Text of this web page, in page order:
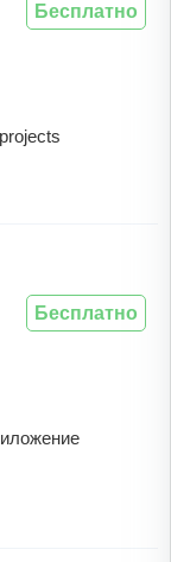
Бесплатно
Бесплатно